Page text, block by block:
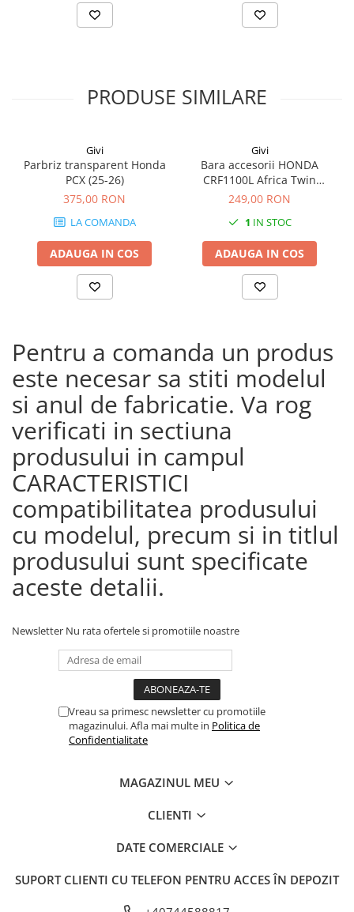
PRODUSE SIMILARE
Givi
Parbriz transparent Honda
PCX (25-26)
375,00 RON
LA COMANDA
ADAUGA IN COS
Givi
Bara accesorii HONDA
CRF1100L Africa Twin
Adventure Sports (20 - 23)
Adventure Sports (24)
CRF1100L AFRICA TWIN (24)
CRF1100L Africa Twin (20 -
23)
249,00 RON
1 IN STOC
ADAUGA IN COS
Pentru a comanda un produs
este necesar sa stiti modelul
si anul de fabricatie. Va rog
verificati in sectiuna
produsului in campul
CARACTERISTICI
compatibilitatea produsului
cu modelul, precum si in titlul
produsului sunt specificate
aceste detalii.
Newsletter Nu rata ofertele si promotiile noastre
Vreau sa primesc newsletter cu promotiile
magazinului. Afla mai multe in Politica de
Confidentialitate
MAGAZINUL MEU
CLIENTI
DATE COMERCIALE
SUPORT CLIENTI CU TELEFON PENTRU ACCES ÎN DEPOZIT